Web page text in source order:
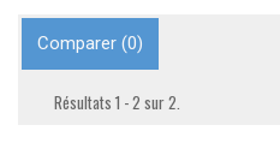
Comparer (0)
Résultats 1 - 2 sur 2.